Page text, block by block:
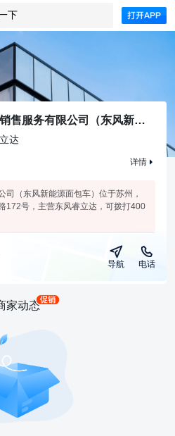
下
昆山凯普特汽车销售服务有限公司（东风新能源面包车）
达
详情
司（东风新能源面包车）位于苏州，
172号，主营东风睿立达，可拨打400
导航 电话
家动态